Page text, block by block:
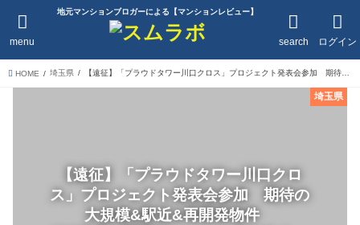
地元マンションブロガーによる【マンションレビュー】
ログイン
search
menu
HOME 埼玉県
【遠征】「プラウドタワー川口クロ
ス」プロジェクト発表会参加 期待の
大規模&駅近&再開発物件
埼玉県